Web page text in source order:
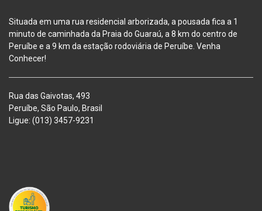
Situada em uma rua residencial arborizada, a pousada fica a 1
minuto de caminhada da Praia do Guaraú, a 8 km do centro de
Peruíbe e a 9 km da estação rodoviária de Peruíbe. Venha
Conhecer!
Rua das Gaivotas, 493
Peruíbe, São Paulo, Brasil
Ligue: (013) 3457-9231